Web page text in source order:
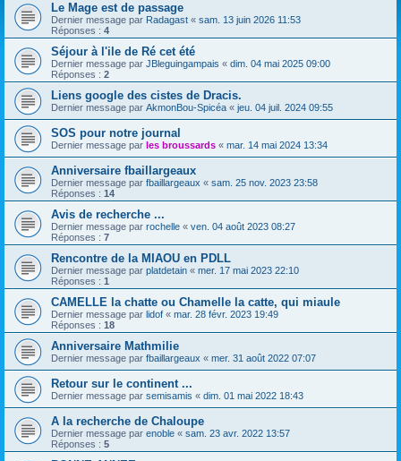
Le Mage est de passage
Dernier message par Radagast « sam. 13 juin 2026 11:53
Réponses : 4
Séjour à l'ile de Ré cet été
Dernier message par JBleguingampais « dim. 04 mai 2025 09:00
Réponses : 2
Liens google des cistes de Dracis.
Dernier message par AkmonBou-Spicéa « jeu. 04 juil. 2024 09:55
SOS pour notre journal
Dernier message par les broussards « mar. 14 mai 2024 13:34
Anniversaire fbaillargeaux
Dernier message par fbaillargeaux « sam. 25 nov. 2023 23:58
Réponses : 14
Avis de recherche ...
Dernier message par rochelle « ven. 04 août 2023 08:27
Réponses : 7
Rencontre de la MIAOU en PDLL
Dernier message par platdetain « mer. 17 mai 2023 22:10
Réponses : 1
CAMELLE la chatte ou Chamelle la catte, qui miaule
Dernier message par lidof « mar. 28 févr. 2023 19:49
Réponses : 18
Anniversaire Mathmilie
Dernier message par fbaillargeaux « mer. 31 août 2022 07:07
Retour sur le continent ...
Dernier message par semisamis « dim. 01 mai 2022 18:43
A la recherche de Chaloupe
Dernier message par enoble « sam. 23 avr. 2022 13:57
Réponses : 5